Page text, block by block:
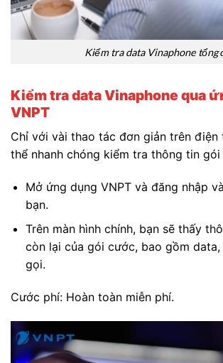
Kiểm tra data Vinaphone tổng
Kiểm tra data Vinaphone qua
VNPT
Chỉ với vài thao tác đơn giản trên điện
thể nhanh chóng kiểm tra thông tin
Mở ứng dụng VNPT và đăng nhập
bạn.
Trên màn hình chính, bạn sẽ thấy
còn lại của gói cước, bao gồm data,
gọi.
Cước phí: Hoàn toàn miễn phí.